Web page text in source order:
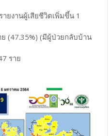
ยงานผู้เสียชีวิตเพิ่มขึ้น 1
(47.35%) (มีผู้ป่วยกลับบ้าน
ราย